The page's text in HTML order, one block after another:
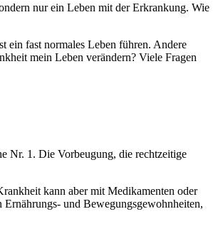
nur ein Leben mit der Erkrankung. Wie
ein fast normales Leben führen. Andere
mein Leben verändern? Viele Fragen
Nr. 1. Die Vorbeugung, die rechtzeitige
kann aber mit Medikamenten oder
und Bewegungsgewohnheiten,